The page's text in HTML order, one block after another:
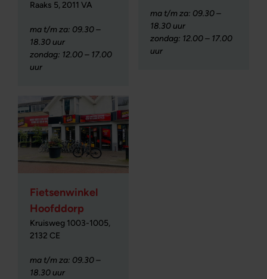
Raaks 5, 2011 VA
ma t/m za: 09.30 –
18.30 uur
zondag: 12.00 – 17.00
uur
ma t/m za: 09.30 –
18.30 uur
zondag: 12.00 – 17.00
uur
Fietsenwinkel
Hoofddorp
Kruisweg 1003-1005,
2132 CE
ma t/m za: 09.30 –
18.30 uur